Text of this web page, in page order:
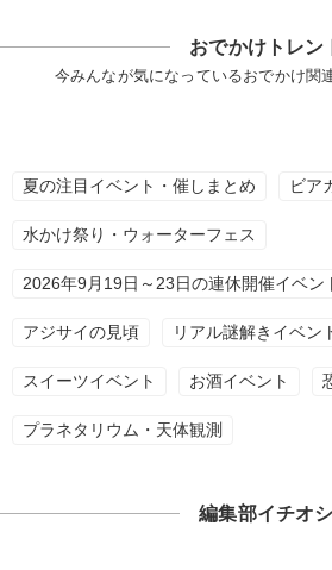
おでかけトレン
今みんなが気になっているおでかけ関
夏の注目イベント・催しまとめ ビア
水かけ祭り・ウォーターフェス
2026年9月19日～23日の連休開催イベン
アジサイの見頃 リアル謎解きイベン
スイーツイベント お酒イベント
プラネタリウム・天体観測
編集部イチオシ